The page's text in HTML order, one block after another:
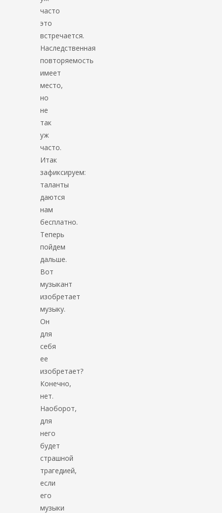
часто
это
встречается.
Наследственная
повторяемость
имеет
место,
но
не
так
уж
часто.
Итак
зафиксируем:
таланты
даются
нам
бесплатно.
Теперь
пойдем
дальше.
Вот
музыкант
изобретает
музыку.
Он
для
себя
ее
изобретает?
Конечно,
нет.
Наоборот,
для
него
будет
страшной
трагедией,
если
его
музыки